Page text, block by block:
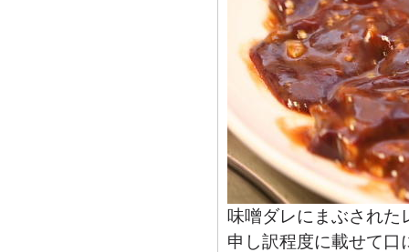
味噌ダレにまぶされ
申し訳程度に載せて口